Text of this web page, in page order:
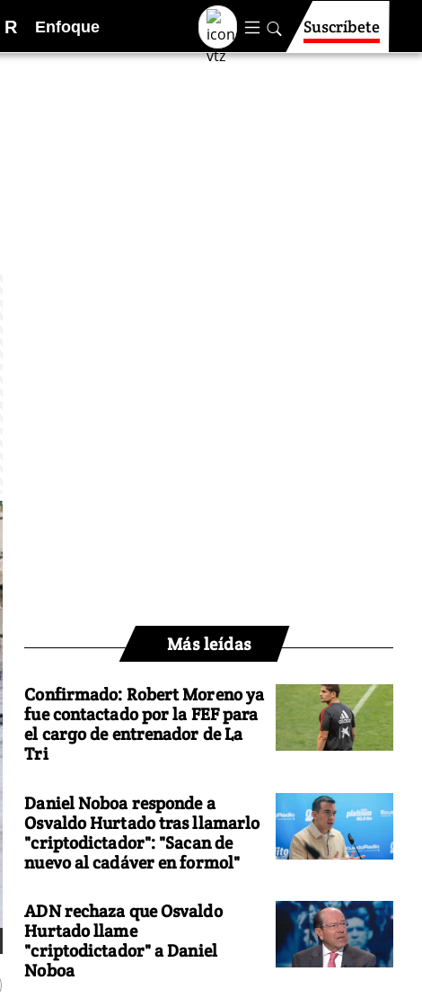
R Enfoque Suscríbete
Más leídas
Confirmado: Robert Moreno ya
fue contactado por la FEF para
el cargo de entrenador de La
Tri
Daniel Noboa responde a
Osvaldo Hurtado tras llamarlo
"criptodictador": "Sacan de
nuevo al cadáver en formol"
ADN rechaza que Osvaldo
Hurtado llame
"criptodictador" a Daniel
Noboa